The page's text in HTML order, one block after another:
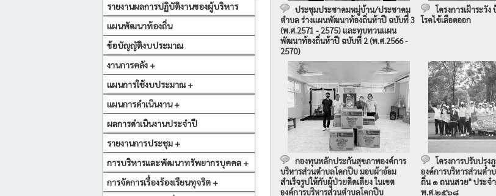
รายงานผลการปฏิบัติงานของผู้บริหาร
แผนพัฒนาท้องถิ่น
ข้อบัญญัติงบประมาณ
งานการคลัง +
แผนการใช้งบประมาณ +
แผนการดำเนินงาน +
ผลการดำเนินงานประจำปี
รายงานการประชุม +
การบริหารและพัฒนาทรัพยากรบุคคล +
การจัดการเรื่องร้องเรียนทุจริต +
ประชุมประชาคมหมู่บ้าน/ประชาคม
ตำบล ร่างแผนพัฒนาท้องถิ่นห้าปี ฉบับที่ 3
(พ.ศ.2571 - 2575) และทบทวนแผน
พัฒนาท้องถิ่นห้าปี ฉบับที่ 2 (พ.ศ.2566 -
2570)
โครงการเฝ้าระวั
โรคไข้เลือดออก
กองทุนหลักประกันสุขภาพองค์การ
บริหารส่วนตำบลโคกปีบ มอบผ้าอ้อม
สำเร็จรูปให้กับผู้ป่วยติดเตียง ในเขต
องค์การบริหารส่วนตำบลโคกปีบ
โครงการปรับปรุง
องค์การบริหารส่วนตำ
ถิ่น ๑ ถนนสวย" ประจ
พ.ศ.๒๕๖๘